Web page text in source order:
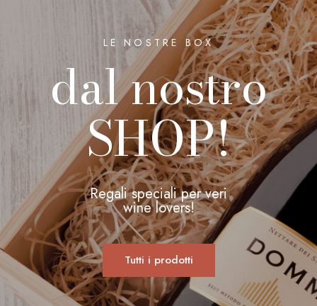
LE NOSTRE BOX
dal nostro
SHOP!
Regali speciali per veri
wine lovers!
Tutti i prodotti